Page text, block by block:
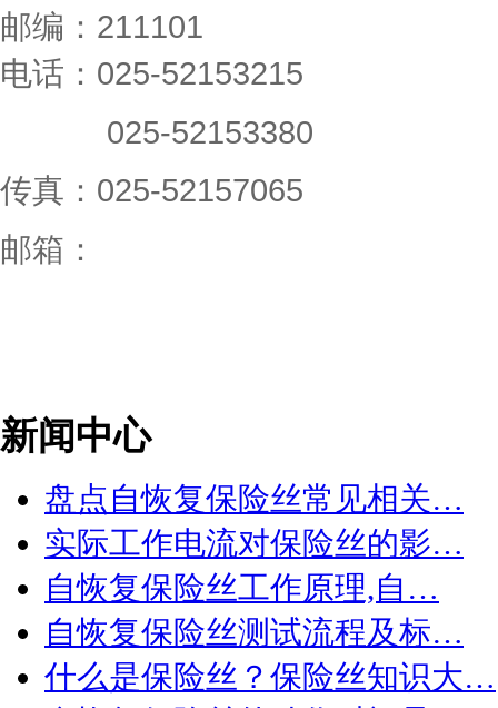
邮编：211101
电话：025-52153215
025-52153380
传真：025-52157065
邮箱：
新闻中心
盘点自恢复保险丝常见相关…
实际工作电流对保险丝的影…
自恢复保险丝工作原理,自…
自恢复保险丝测试流程及标…
什么是保险丝？保险丝知识大…